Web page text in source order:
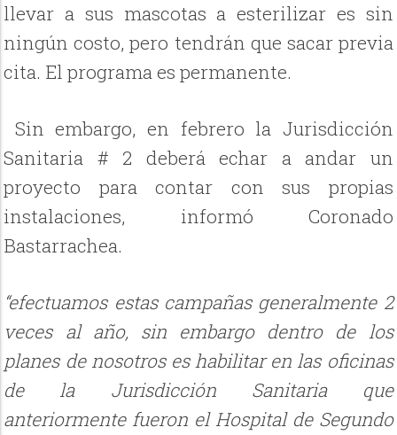
llevar a sus mascotas a esterilizar es sin
ningún costo, pero tendrán que sacar previa
cita. El programa es permanente.
Sin embargo, en febrero la Jurisdicción
Sanitaria # 2 deberá echar a andar un
proyecto para contar con sus propias
instalaciones, informó Coronado
Bastarrachea.
“efectuamos estas campañas generalmente 2
veces al año, sin embargo dentro de los
planes de nosotros es habilitar en las oficinas
de la Jurisdicción Sanitaria que
anteriormente fueron el Hospital de Segundo